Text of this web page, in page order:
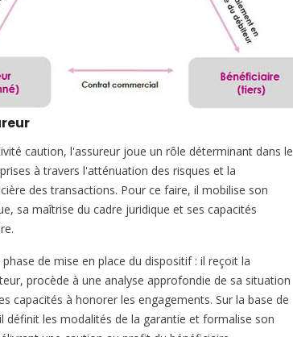
caution, l'assureur joue un rôle déterminant dans le
à travers l'atténuation des risques et la
des transactions. Pour ce faire, il mobilise son
sa maîtrise du cadre juridique et ses capacités
de mise en place du dispositif : il reçoit la
procède à une analyse approfondie de sa situation
capacités à honorer les engagements. Sur la base de
définit les modalités de la garantie et formalise son